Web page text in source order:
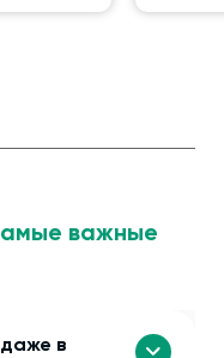
важные
даже в